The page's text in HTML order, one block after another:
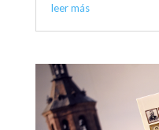
leer más